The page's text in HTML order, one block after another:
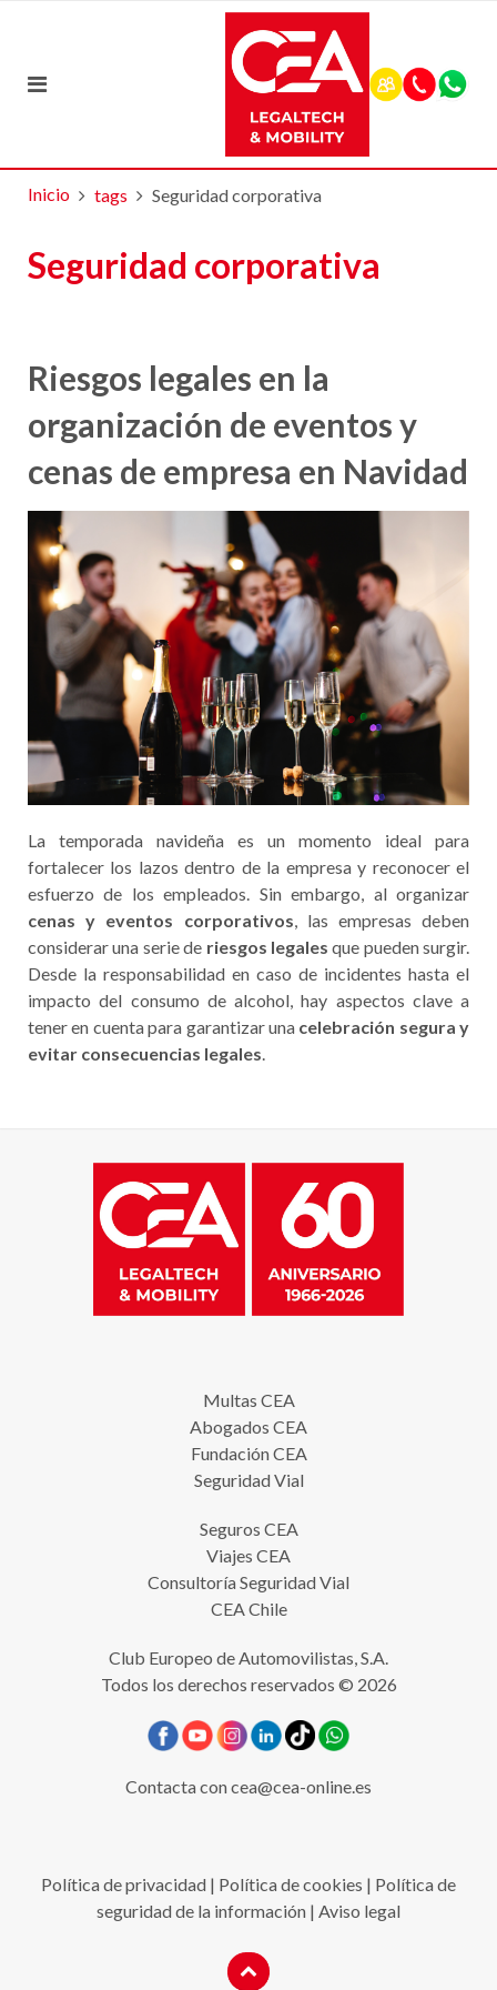
Inicio tags Seguridad corporativa
Seguridad corporativa
Riesgos legales en la
organización de eventos y
cenas de empresa en Navidad
La temporada navideña es un momento ideal para
fortalecer los lazos dentro de la empresa y reconocer el
esfuerzo de los empleados. Sin embargo, al organizar
cenas y eventos corporativos, las empresas deben
considerar una serie de riesgos legales que pueden surgir.
Desde la responsabilidad en caso de incidentes hasta el
impacto del consumo de alcohol, hay aspectos clave a
tener en cuenta para garantizar una celebración segura y
evitar consecuencias legales.
Multas CEA
Abogados CEA
Fundación CEA
Seguridad Vial
Seguros CEA
Viajes CEA
Consultoría Seguridad Vial
CEA Chile
Club Europeo de Automovilistas, S.A.
Todos los derechos reservados © 2026
Contacta concea@cea-online.es
Política de privacidad | Política de cookies | Política de
seguridad de la información | Aviso legal